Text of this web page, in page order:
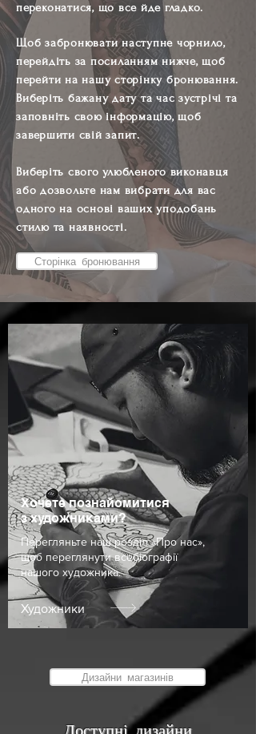
переконатися, що все йде гладко.
Щоб забронювати наступне чорнило,
перейдіть за посиланням нижче, щоб
перейти на нашу сторінку бронювання.
Виберіть бажану дату та час зустрічі та
заповніть свою інформацію, щоб
завершити свій запит.
Виберіть свого улюбленого виконавця
або дозвольте нам вибрати для вас
одного на основі ваших уподобань
стилю та наявності.
Сторінка бронювання
Перегляньте наш розділ «Про нас»,
щоб переглянутивсебіографії
нашого художника.
Художники
Хочете познайомитися
з художниками?
Дизайни магазинів